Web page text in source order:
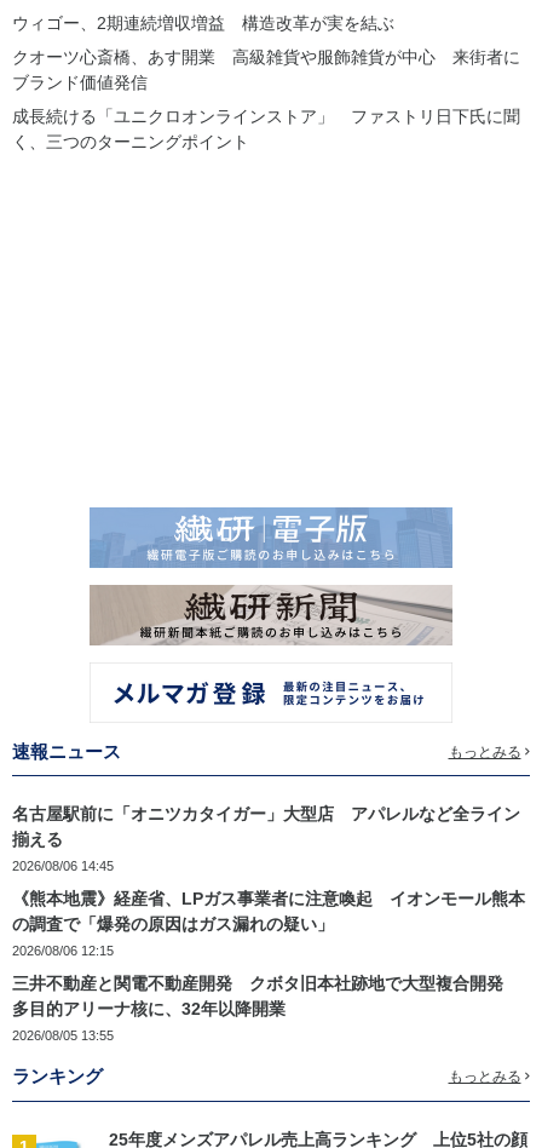
ウィゴー、2期連続増収増益 構造改革が実を結ぶ
クオーツ心斎橋、あす開業 高級雑貨や服飾雑貨が中心 来街者に
ブランド価値発信
成長続ける「ユニクロオンラインストア」 ファストリ日下氏に聞
く、三つのターニングポイント
速報ニュース もっとみる
名古屋駅前に「オニツカタイガー」大型店 アパレルなど全ライン
揃える
2026/08/06 14:45
《熊本地震》経産省、LPガス事業者に注意喚起 イオンモール熊本
の調査で「爆発の原因はガス漏れの疑い」
2026/08/06 12:15
三井不動産と関電不動産開発 クボタ旧本社跡地で大型複合開発
多目的アリーナ核に、32年以降開業
2026/08/05 13:55
ランキング もっとみる
25年度メンズアパレル売上高ランキング 上位5社の顔